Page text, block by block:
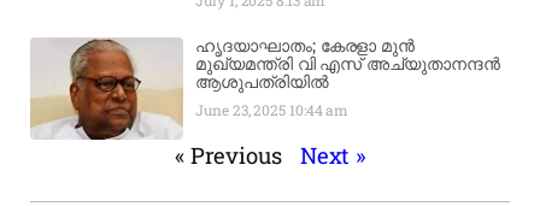
ഹൃദയാഘാതം; കേരളാ മുൻ
മുഖ്യമന്ത്രി വി എസ് അച്യുതാനന്ദൻ
ആശുപത്രിയിൽ
June 23, 2025 10:44 am
« Previous Next »